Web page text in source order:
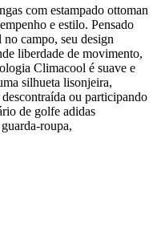
com estampado ottoman
e estilo. Pensado
campo, seu design
liberdade de movimento,
Climacool é suave e
silhueta lisonjeira,
ou participando
de golfe adidas
roupa,